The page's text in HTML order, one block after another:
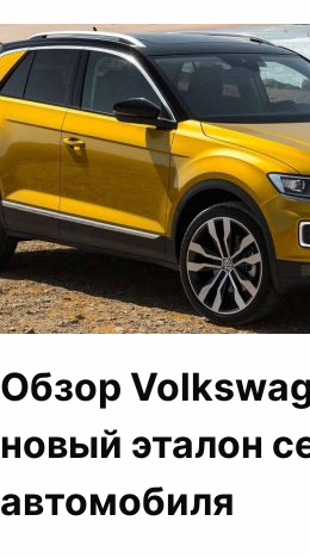
Обзор
новый эталон
автомобиля